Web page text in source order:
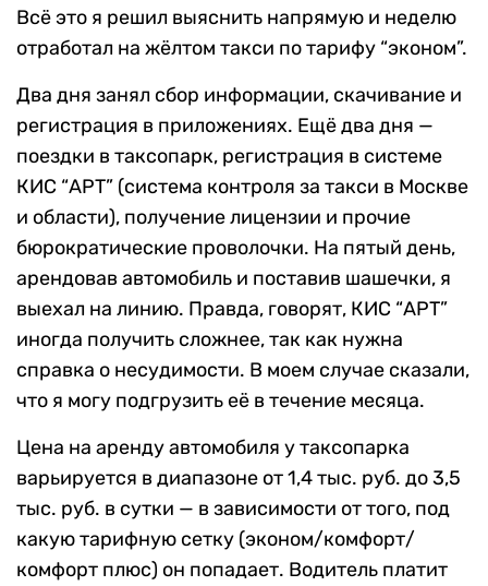
Всё это я решил выяснить напрямую и неделю
отработал на жёлтом такси по тарифу “эконом”.
Два дня занял сбор информации, скачивание и
регистрация в приложениях. Ещё два дня —
поездки в таксопарк, регистрация в системе
КИС “АРТ” (система контроля за такси в Москве
и области), получение лицензии и прочие
бюрократические проволочки. На пятый день,
арендовав автомобиль и поставив шашечки, я
выехал на линию. Правда, говорят, КИС “АРТ”
иногда получить сложнее, так как нужна
справка о несудимости. В моем случае сказали,
что я могу подгрузить её в течение месяца.
Цена на аренду автомобиля у таксопарка
варьируется в диапазоне от 1,4 тыс. руб. до 3,5
тыс. руб. в сутки — в зависимости от того, под
какую тарифную сетку (эконом/комфорт/
комфорт плюс) он попадает. Водитель платит